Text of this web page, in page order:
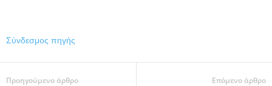
Σύνδεσμος πηγής
Προηγούμενο άρθρο Επόμενο άρθρο